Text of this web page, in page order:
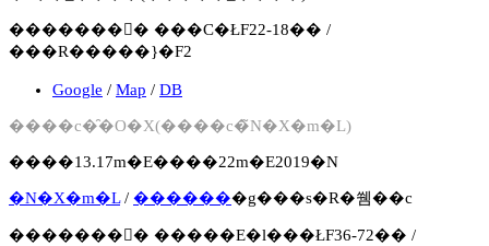
�������񍐏� ���C�ŁF22-18�� /
���R�����}�F2
Google / Map / DB
����c�̑�O�X(����c�̃N�X�m�L)
����13.17m�E����22m�E2019�N
�N�X�m�L/ �������g���s�R�쒬��c
�������񍐏� �����E�l���ŁF36-72�� /